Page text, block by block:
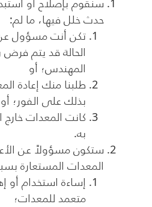
حدث خلل فيها، ما لم:
تكن أنت مسؤول
الحالة قد يتم
المهندس؛ أو
طلبنا منك إعادة
بذلك على الفور؛ أو
كانت المعدات
به.
ستكون مسؤولاً عن
المعدات المستعارة
إساءة استخدام
متعمد للمعدات؛